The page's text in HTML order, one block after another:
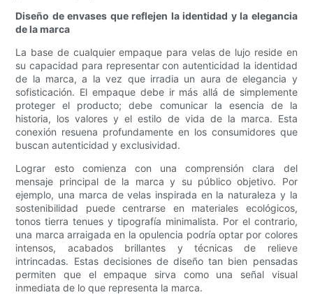
Diseño de envases que reflejen la identidad y la elegancia
de la marca
La base de cualquier empaque para velas de lujo reside en
su capacidad para representar con autenticidad la identidad
de la marca, a la vez que irradia un aura de elegancia y
sofisticación. El empaque debe ir más allá de simplemente
proteger el producto; debe comunicar la esencia de la
historia, los valores y el estilo de vida de la marca. Esta
conexión resuena profundamente en los consumidores que
buscan autenticidad y exclusividad.
Lograr esto comienza con una comprensión clara del
mensaje principal de la marca y su público objetivo. Por
ejemplo, una marca de velas inspirada en la naturaleza y la
sostenibilidad puede centrarse en materiales ecológicos,
tonos tierra tenues y tipografía minimalista. Por el contrario,
una marca arraigada en la opulencia podría optar por colores
intensos, acabados brillantes y técnicas de relieve
intrincadas. Estas decisiones de diseño tan bien pensadas
permiten que el empaque sirva como una señal visual
inmediata de lo que representa la marca.